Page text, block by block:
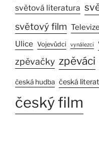
světová literatura
světový film Televize
Ulice Vojevůdci vynálezci
zpěvačky zpěváci
česká hudba česká
český film